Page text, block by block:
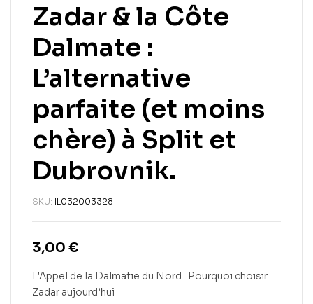
Zadar & la Côte
Dalmate :
L’alternative
parfaite (et moins
chère) à Split et
Dubrovnik.
SKU: IL032003328
3,00 €
L’Appel de la Dalmatie du Nord : Pourquoi choisir
Zadar aujourd’hui